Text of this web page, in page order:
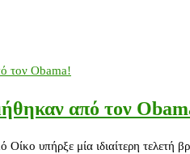
από τον
Οίκο υπήρξε μία ιδιαίτερη